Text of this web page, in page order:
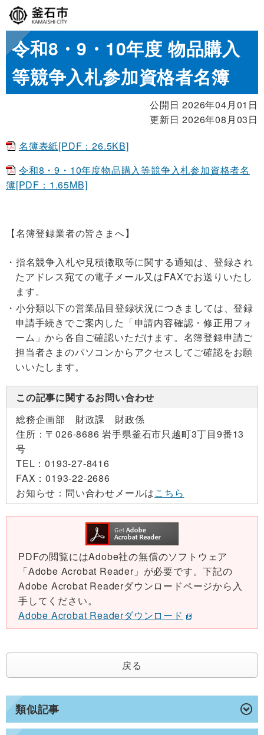
類似記事
令和8・9・10年度 物品購入
等競争入札参加資格者名簿
公開日 2026年04月01日
更新日 2026年08月03日
名簿表紙[PDF：26.5KB]
令和8・9・10年度物品購入等競争入札参加資格者名
簿[PDF：1.65MB]
【名簿登録業者の皆さまへ】
指名競争入札や見積徴取等に関する通知は、登録され
たアドレス宛ての電子メール又はFAXでお送りいたし
ます。
小分類以下の営業品目登録状況につきましては、登録
申請手続きでご案内した「申請内容確認・修正用フォ
ーム」から各自ご確認いただけます。名簿登録申請ご
担当者さまのパソコンからアクセスしてご確認をお願
いいたします。
この記事に関するお問い合わせ
総務企画部 財政課 財政係
住所： 〒026-8686 岩手県釜石市只越町3丁目9番13
号
TEL：0193-27-8416
FAX：0193-22-2686
お知らせ： 問い合わせメールはこちら
PDFの閲覧にはAdobe社の無償のソフトウェア
「Adobe Acrobat Reader」が必要です。下記の
Adobe Acrobat Readerダウンロードページから入
手してください。
Adobe Acrobat Readerダウンロード
戻る